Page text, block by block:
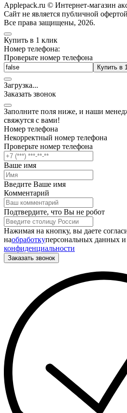
Applepack.ru © Интернет-магазин
Cайт не является публичной
Все права защищены, 2026.
Купить в 1 клик
Номер телефона:
Проверьте номер телефона
Купить в
Загрузка...
Заказать звонок
Заполните поля ниже, и наши
свяжутся с вами!
Номер телефона
Некорректный номер телефона
Проверьте номер телефона
Ваше имя
Введите Ваше имя
Комментарий
Подтвердите, что Вы не робот
Нажимая на кнопку, вы даете
наобработкуперсональных данных и
конфиденциальности
Заказать звонок